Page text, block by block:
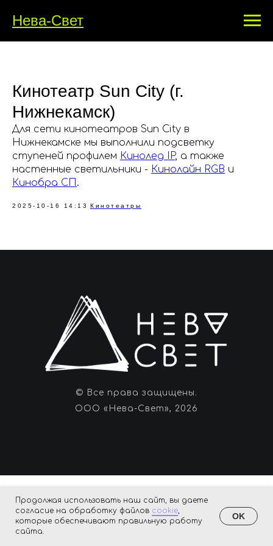
Нева-Свет
Кинотеатр Sun City (г.
Нижнекамск)
Для сети кинотеатров Sun City в
Нижнекамске мы выполнили подсветку
ступеней профилем Кинолед IP, а также
настенные светильники - Кинолайн RGB и
Кинобра СП.
2025-10-16 14:13 Кинотеатры
Продолжая использовать наш сайт, вы даете
согласие на обработку файлов cookie,
которые обеспечивают правильную работу
сайта.
OK
© Все права защищены.
ООО «Нева-Свет», 2026